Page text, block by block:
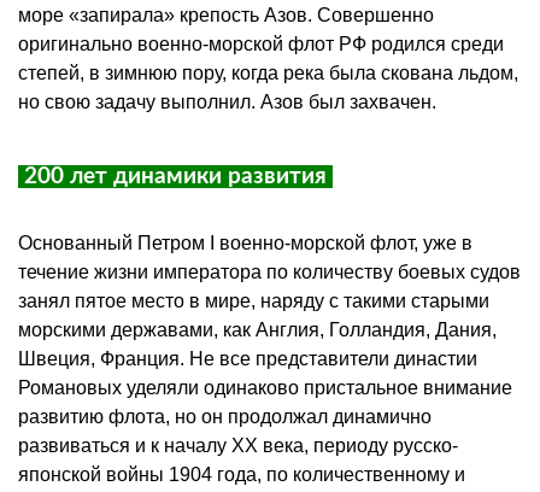
море «запирала» крепость Азов. Совершенно
оригинально военно-морской флот РФ родился среди
степей, в зимнюю пору, когда река была скована льдом,
но свою задачу выполнил. Азов был захвачен.
200 лет динамики развития
Основанный Петром I военно-морской флот, уже в
течение жизни императора по количеству боевых судов
занял пятое место в мире, наряду с такими старыми
морскими державами, как Англия, Голландия, Дания,
Швеция, Франция. Не все представители династии
Романовых уделяли одинаково пристальное внимание
развитию флота, но он продолжал динамично
развиваться и к началу XX века, периоду русско-
японской войны 1904 года, по количественному и